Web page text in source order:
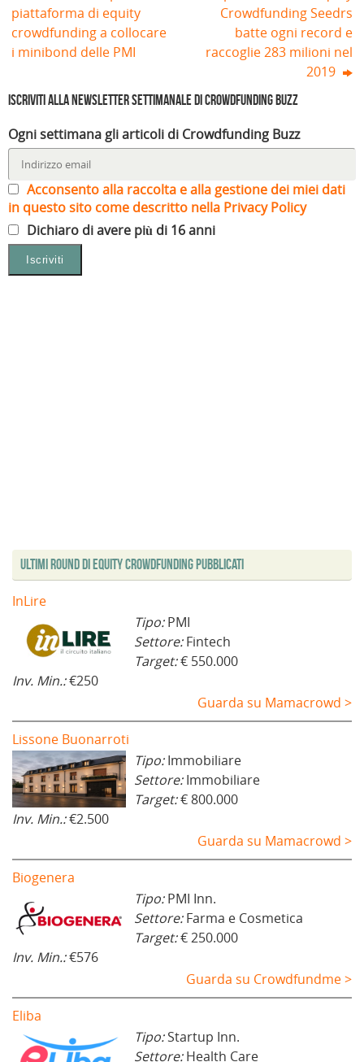
piattaforma di equity
crowdfunding a collocare
i minibond delle PMI
Crowdfunding Seedrs
batte ogni record e
raccoglie 283 milioni nel
2019
Iscriviti alla Newsletter settimanale di Crowdfunding Buzz
Ogni settimana gli articoli di Crowdfunding Buzz
Acconsento alla raccolta e alla gestione dei miei dati
in questo sito come descritto nella Privacy Policy
Dichiaro di avere più di 16 anni
Ultimi Round di Equity Crowdfunding Pubblicati
InLire
Tipo:PMI
Settore:Fintech
Target:€ 550.000
Inv. Min.:€250
Guarda su Mamacrowd >
Lissone Buonarroti
Tipo:Immobiliare
Settore:Immobiliare
Target:€ 800.000
Inv. Min.:€2.500
Guarda su Mamacrowd >
Biogenera
Tipo:PMI Inn.
Settore:Farma e Cosmetica
Target:€ 250.000
Inv. Min.:€576
Guarda su Crowdfundme >
Eliba
Tipo:Startup Inn.
Settore:Health Care